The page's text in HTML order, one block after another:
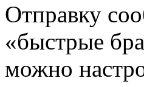
Отправку
«быстрые
можно